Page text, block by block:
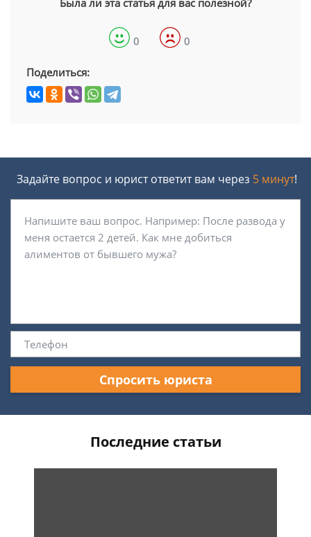
Была ли эта статья для вас полезной?
0 0
Поделиться:
Задайте вопрос и юрист ответит вам через 5 минут!
Спросить юриста
Последние статьи